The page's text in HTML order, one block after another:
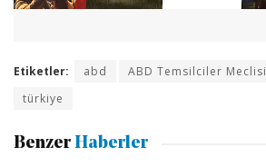
Etiketler: abd ABD Temsilciler Meclisi
türkiye
Benzer Haberler